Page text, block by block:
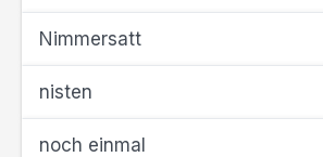
Nimmersatt
nisten
noch einmal